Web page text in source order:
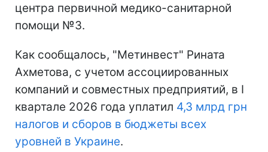
центра первичной медико-санитарной
помощи №3.
Как сообщалось, "Метинвест" Рината
Ахметова, с учетом ассоциированных
компаний и совместных предприятий, в I
квартале 2026 года уплатил 4,3 млрд грн
налогов и сборов в бюджеты всех
уровней в Украине.